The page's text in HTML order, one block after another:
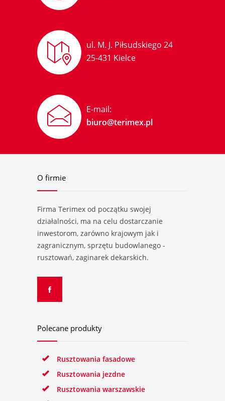
ul. M. J. Piłsudskiego 24
25-431 Kielce
E-mail:
biuro@terimex.pl
O firmie
Firma Terimex od początku swojej
działalności, ma na celu dostarczanie
inwestorom, zarówno krajowym jak i
zagranicznym, sprzętu budowlanego -
rusztowań, zaginarek dekarskich.
Polecane produkty
Rusztowania fasadowe
Rusztowania jezdne
Rusztowania warszawskie